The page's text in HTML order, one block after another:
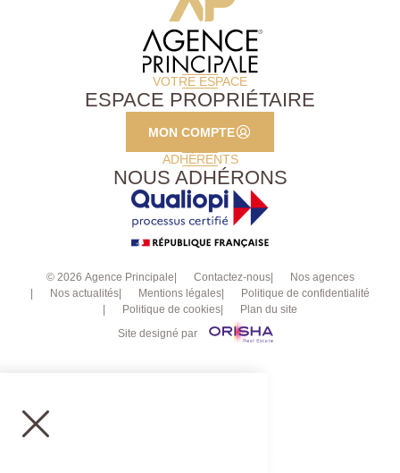
VOTRE ESPACE
ESPACE PROPRIÉTAIRE
MON COMPTE
ADHÉRENTS
NOUS ADHÉRONS
© 2026 Agence Principale Contactez-nous
Nos agences
Nos actualités
Mentions légales
Politique de confidentialité
Politique de cookies
Plan du site
Site designé par